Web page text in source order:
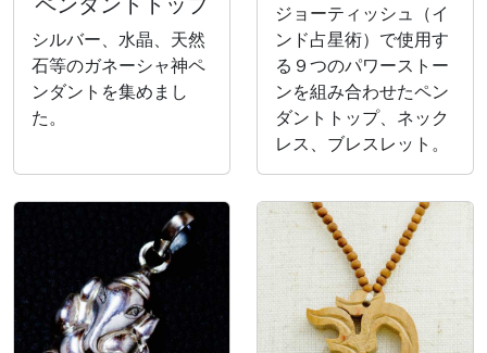
シルバー、水晶、天然
石等のガネーシャ神ペ
ンダントを集めまし
た。
ジョーティッシュ（イ
ンド占星術）で使用す
る９つのパワーストー
ンを組み合わせたペン
ダントトップ、ネック
レス、ブレスレット。